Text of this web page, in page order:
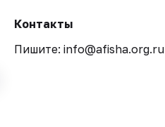
Контакты
Пишите: info@afisha.org.ru